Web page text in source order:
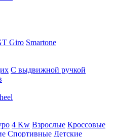
Giro Smartone
С выдвижной ручкой
4 Kw Взрослые Кроссовые
Спортивные Детские